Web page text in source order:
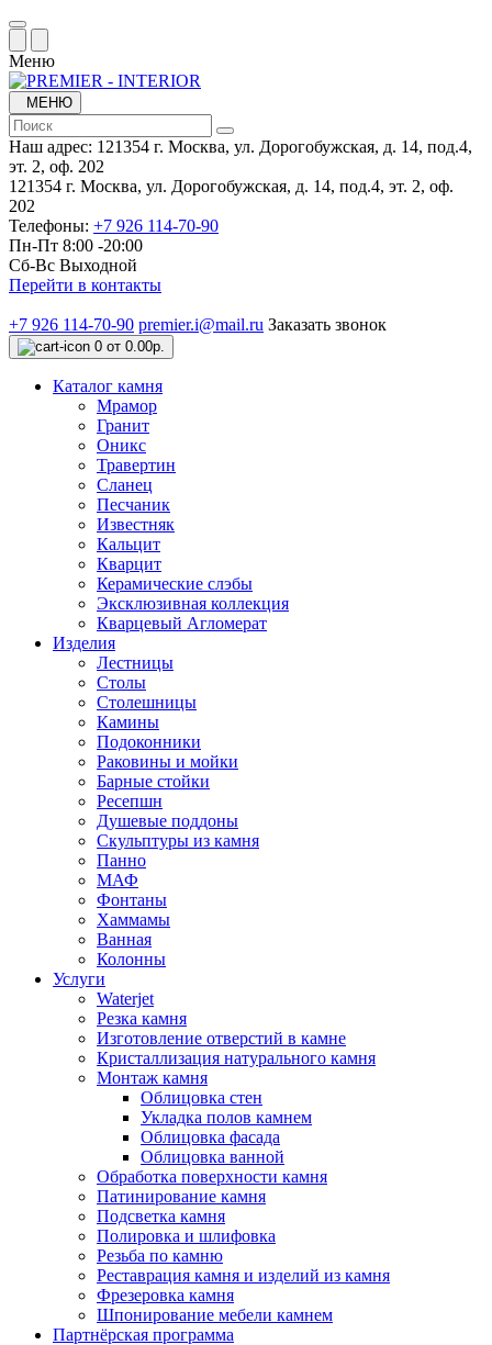
Меню
МЕНЮ
Наш адрес: 121354 г. Москва, ул. Дорогобужская, д. 14, под.4,
эт. 2, оф. 202
121354 г. Москва, ул. Дорогобужская, д. 14, под.4, эт. 2, оф.
202
Телефоны: +7 926 114-70-90
Пн-Пт 8:00 -20:00
Сб-Вс Выходной
Перейти в контакты
+7 926 114-70-90 premier.i@mail.ru Заказать звонок
0 от 0.00р.
Каталог камня
Мрамор
Гранит
Оникс
Травертин
Сланец
Песчаник
Известняк
Кальцит
Кварцит
Керамические слэбы
Эксклюзивная коллекция
Кварцевый Агломерат
Изделия
Лестницы
Столы
Столешницы
Камины
Подоконники
Раковины и мойки
Барные стойки
Ресепшн
Душевые поддоны
Скульптуры из камня
Панно
МАФ
Фонтаны
Хаммамы
Ванная
Колонны
Услуги
Waterjet
Резка камня
Изготовление отверстий в камне
Кристаллизация натурального камня
Монтаж камня
Облицовка стен
Укладка полов камнем
Облицовка фасада
Облицовка ванной
Обработка поверхности камня
Патинирование камня
Подсветка камня
Полировка и шлифовка
Резьба по камню
Реставрация камня и изделий из камня
Фрезеровка камня
Шпонирование мебели камнем
Партнёрская программа